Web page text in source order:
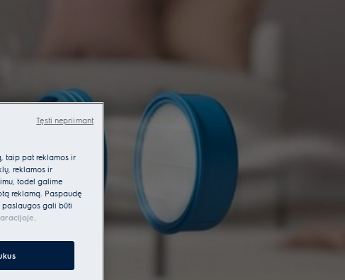
taip pat reklamos ir
reklamos ir
todėl galime
reklamą. Paspaudę
paslaugos gali būti
.
Tęsti nepriimant